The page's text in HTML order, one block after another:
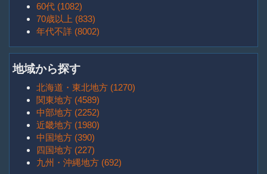
60代 (1082)
70歳以上 (833)
年代不詳 (8002)
地域から探す
北海道・東北地方 (1270)
関東地方 (4589)
中部地方 (2252)
近畿地方 (1980)
中国地方 (390)
四国地方 (227)
九州・沖縄地方 (692)